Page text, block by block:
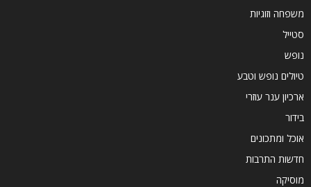
משפחה וזוגיות
סטייל
נופש
טיולים נופש וטבע
ארכיון ענר עוזרי
בידור
אוכל ומתכונים
חדשות התרבות
מוסיקה